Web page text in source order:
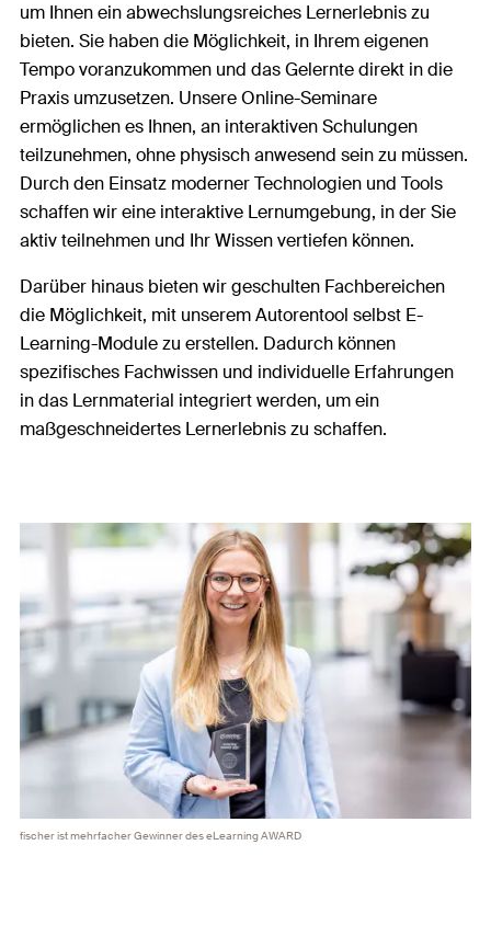
um Ihnen ein abwechslungsreiches Lernerlebnis zu
bieten. Sie haben die Möglichkeit, in Ihrem eigenen
Tempo voranzukommen und das Gelernte direkt in die
Praxis umzusetzen. Unsere Online-Seminare
ermöglichen es Ihnen, an interaktiven Schulungen
teilzunehmen, ohne physisch anwesend sein zu müssen.
Durch den Einsatz moderner Technologien und Tools
schaffen wir eine interaktive Lernumgebung, in der Sie
aktiv teilnehmen und Ihr Wissen vertiefen können.
Darüber hinaus bieten wir geschulten Fachbereichen
die Möglichkeit, mit unserem Autorentool selbst E-
Learning-Module zu erstellen. Dadurch können
spezifisches Fachwissen und individuelle Erfahrungen
in das Lernmaterial integriert werden, um ein
maßgeschneidertes Lernerlebnis zu schaffen.
fischer ist mehrfacher Gewinner des eLearning AWARD